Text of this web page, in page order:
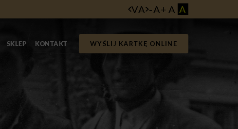
VA -A+ A A
SKLEP KONTAKT WYŚLIJ KARTKĘ ONLINE